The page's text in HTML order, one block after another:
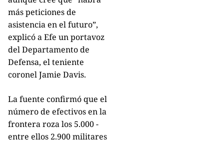
más peticiones de
asistencia en el futuro”,
explicó a Efe un portavoz
del Departamento de
Defensa, el teniente
coronel Jamie Davis.
La fuente confirmó que el
número de efectivos en la
frontera roza los 5.000 -
entre ellos 2.900 militares